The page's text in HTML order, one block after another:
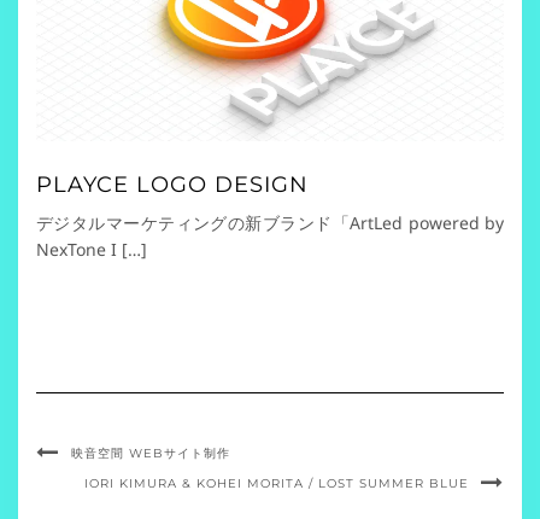
PLAYCE LOGO DESIGN
デジタルマーケティングの新ブランド「ArtLed powered by
NexTone I […]
映音空間 WEBサイト制作
IORI KIMURA & KOHEI MORITA / LOST SUMMER BLUE